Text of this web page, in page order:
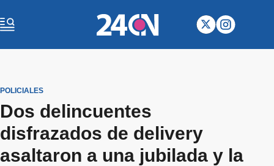
POLICIALES
Dos delincuentes
disfrazados de delivery
asaltaron a una jubilada y la